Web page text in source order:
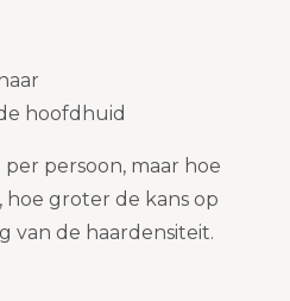
hoofdhuid
persoon, maar hoe
groter de kans op
van de haardensiteit.